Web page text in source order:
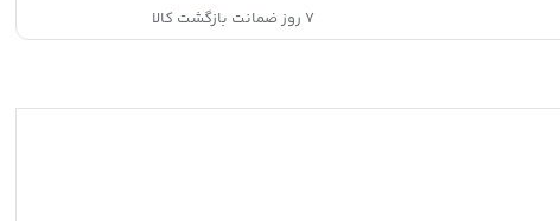
۷ روز ضمانت بازگشت کالا